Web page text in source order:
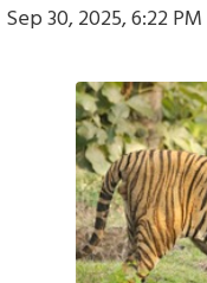
Sep 30, 2025, 6:22 PM